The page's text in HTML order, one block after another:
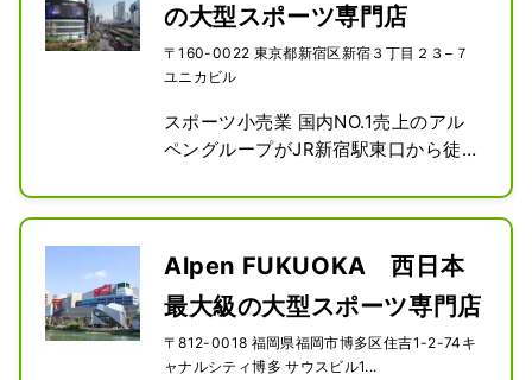
の大型スポーツ専門店
〒160-0022 東京都新宿区新宿３丁目２３−７
ユニカビル
スポーツ小売業 国内NO.1売上のアル
ペングループがJR新宿駅東口から徒歩
地下2階、地上8階の巨大フロアには総
ッグシップストア」、アウトドア大型
専門店「アルペンアウトドアーズフラ
ッグシップストア」ゴルフ専門店であ
る「ゴルフ5フラッグシップストア」
の3業態が入る日本最大級の売場を展
Alpen FUKUOKA 西日本
最大級の大型スポーツ専門店
〒812-0018 福岡県福岡市博多区住吉1-2-74キ
ャナルシティ博多 サウスビル1...